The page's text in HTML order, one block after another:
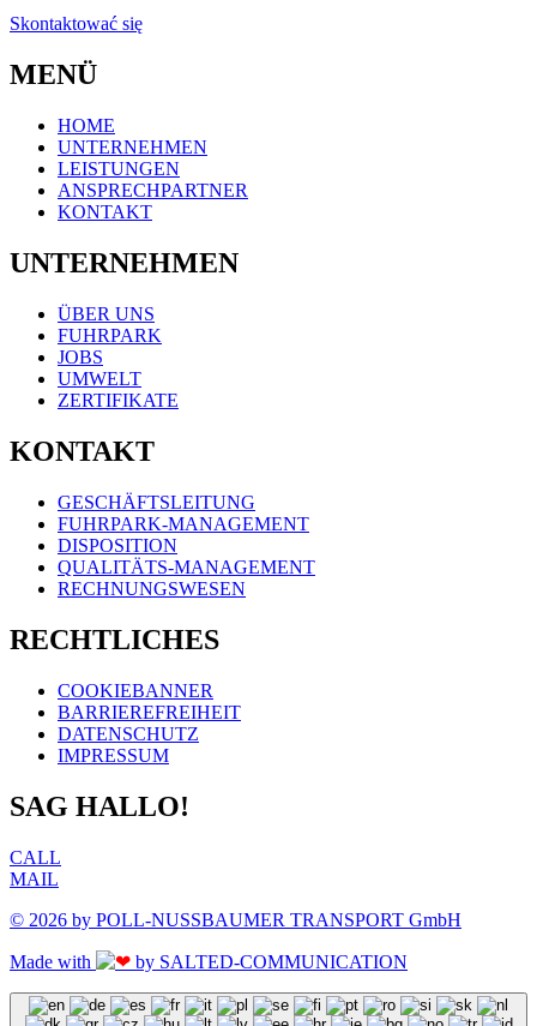
Skontaktować się
MENÜ
HOME
UNTERNEHMEN
LEISTUNGEN
ANSPRECHPARTNER
KONTAKT
UNTERNEHMEN
ÜBER UNS
FUHRPARK
JOBS
UMWELT
ZERTIFIKATE
KONTAKT
GESCHÄFTSLEITUNG
FUHRPARK-MANAGEMENT
DISPOSITION
QUALITÄTS-MANAGEMENT
RECHNUNGSWESEN
RECHTLICHES
COOKIEBANNER
BARRIEREFREIHEIT
DATENSCHUTZ
IMPRESSUM
SAG HALLO!
CALL
MAIL
© 2026 by POLL-NUSSBAUMER TRANSPORT GmbH
Made with by SALTED-COMMUNICATION